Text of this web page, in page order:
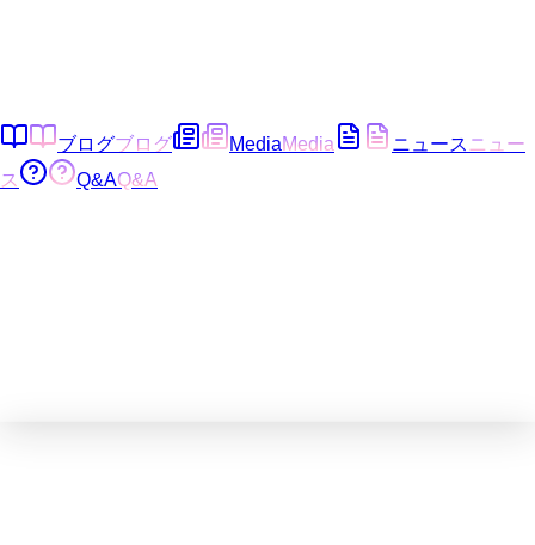
ブログブログ MediaMedia ニュース ニュー
ス
Q&AQ&A